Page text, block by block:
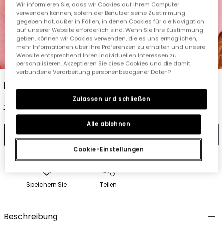
1 2 3 4 5
Mädchen-T-Shirt Baumwolle in Rosa
17,95 € 8,95 €
In den Warenkorb
Speichern Sie Teilen
Beschreibung
Wir informieren Sie, dass wir Cookies auf Ihrem Computer
verwenden können, sofern der Benutzer seine Zustimmung
gegeben hat, außer in Fällen, in denen Cookies für die Navigation
auf unserer Website erforderlich sind. Wenn Sie Ihre Zustimmung
geben, können wir Cookies verwenden, die es uns ermöglichen,
mehr Informationen über Ihre Präferenzen zu erhalten und unsere
Website entsprechend Ihren individuellen Interessen zu
personalisieren. Akzeptieren Sie diese Cookies und die damit
verbundene Verarbeitung personenbezogener Daten?
Cookie-Einstellungen
Alle ablehnen
Zulassen und schließen